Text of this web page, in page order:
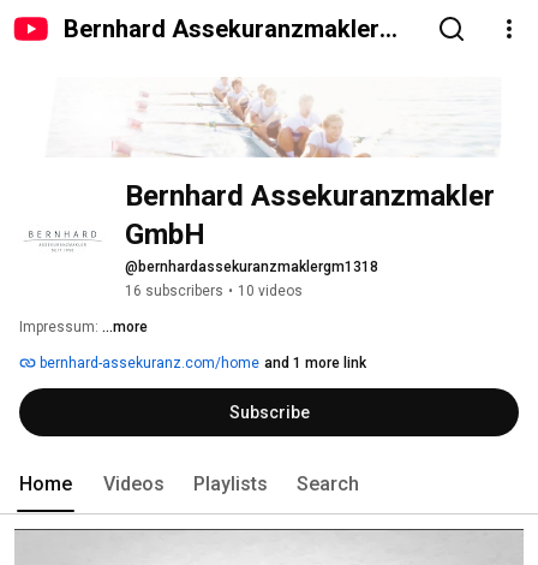
Bernhard Assekuranzmakler
Bernhard Assekuranzmakler
GmbH
@bernhardassekuranzmaklergm1318
16 subscribers • 10 videos
Impressum: ...more
bernhard-assekuranz.com/home and 1 more link
Subscribe
Home Videos Playlists Search